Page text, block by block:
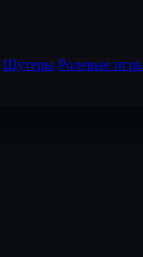
Шутеры Ролевые